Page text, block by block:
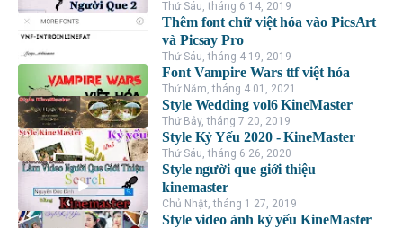
Thứ Sáu, tháng 6 14, 2019
Thêm font chữ việt hóa vào PicsArt
và Picsay Pro
Thứ Sáu, tháng 4 19, 2019
Font Vampire Wars ttf việt hóa
Thứ Năm, tháng 4 01, 2021
Style Wedding vol6 KineMaster
Thứ Bảy, tháng 7 20, 2019
Style Kỷ Yếu 2020 - KineMaster
Thứ Sáu, tháng 6 26, 2020
Style người que giới thiệu
kinemaster
Chủ Nhật, tháng 1 27, 2019
Style video ảnh kỷ yếu KineMaster